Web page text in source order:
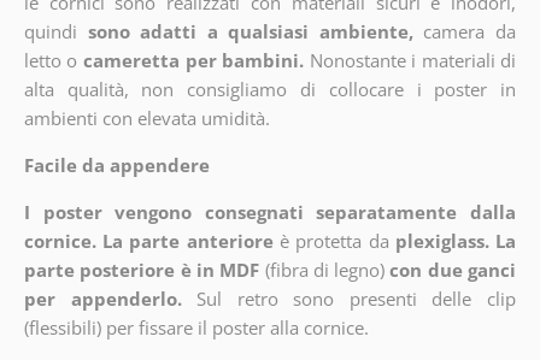
quindi sono adatti a qualsiasi ambiente, camera da
letto o cameretta per bambini. Nonostante i materiali di
alta qualità, non consigliamo di collocare i poster in
ambienti con elevata umidità.
Facile da appendere
I poster vengono consegnati separatamente dalla
cornice. La parte anteriore è protetta da plexiglass. La
parte posteriore è in MDF (fibra di legno) con due ganci
per appenderlo.
Sul retro sono presenti delle clip
(flessibili) per fissare il poster alla cornice.